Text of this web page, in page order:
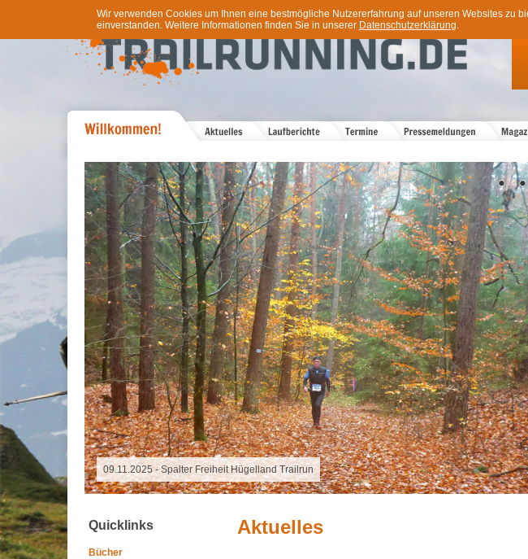
Wir verwenden Cookies um Ihnen eine bestmögliche Nutzererfahrung auf unseren Websites zu
einverstanden. Weitere Informationen finden Sie in unserer Datenschutzerklärung.
16.10.2025 - Grand Raid Reunion
Quicklinks
Bücher
Aktuelles